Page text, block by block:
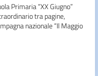
Primaria “XX Giugno”
tra pagine,
nazionale “Il Maggio